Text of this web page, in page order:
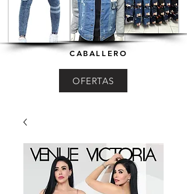
CABALLERO
OFERTAS